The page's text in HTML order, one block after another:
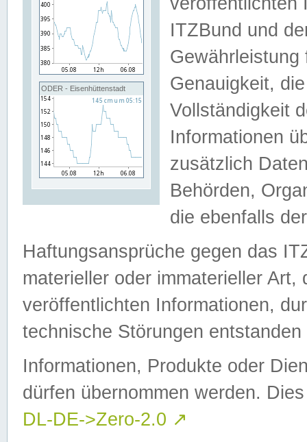
ODER - Eisenhüttenstadt
ITZBund und
Genauigkeit,
Vollständigkeit
Informationen
zusätzlich
Behörden,
die ebenfalls
Haftungsansprüche gegen das
materieller oder immaterieller
veröffentlichten Informationen,
technische Störungen
Informationen, Produkte oder
dürfen übernommen werden.
DL-DE->Zero-2.0 ↗